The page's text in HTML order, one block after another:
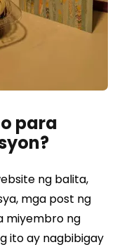
para
ng balita,
mga post ng
miyembro ng
ito ay nagbibigay